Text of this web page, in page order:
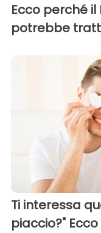
Ecco perché
potrebbe
Ti interessa
piaccio?"